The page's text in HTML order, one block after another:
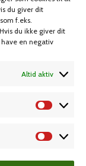
du giver dit
f.eks.
du ikke giver dit
en negativ
Altid aktiv
(EU)